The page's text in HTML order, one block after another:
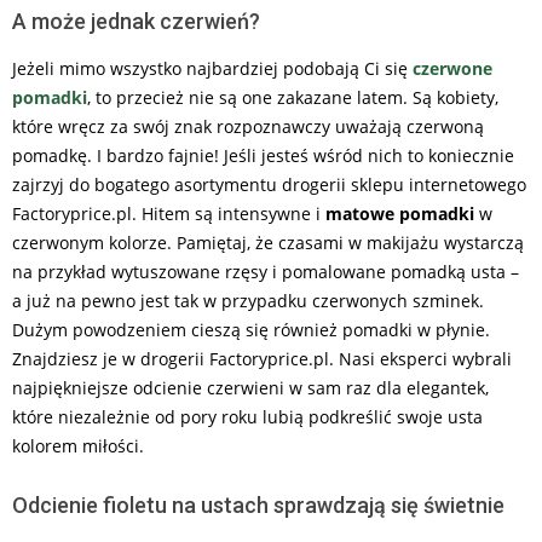
A może jednak czerwień?
Jeżeli mimo wszystko najbardziej podobają Ci się czerwone
pomadki, to przecież nie są one zakazane latem. Są kobiety,
które wręcz za swój znak rozpoznawczy uważają czerwoną
pomadkę. I bardzo fajnie! Jeśli jesteś wśród nich to koniecznie
zajrzyj do bogatego asortymentu drogerii sklepu internetowego
Factoryprice.pl. Hitem są intensywne i matowe pomadki w
czerwonym kolorze. Pamiętaj, że czasami w makijażu wystarczą
na przykład wytuszowane rzęsy i pomalowane pomadką usta –
a już na pewno jest tak w przypadku czerwonych szminek.
Dużym powodzeniem cieszą się również pomadki w płynie.
Znajdziesz je w drogerii Factoryprice.pl. Nasi eksperci wybrali
najpiękniejsze odcienie czerwieni w sam raz dla elegantek,
które niezależnie od pory roku lubią podkreślić swoje usta
kolorem miłości.
Odcienie fioletu na ustach sprawdzają się świetnie